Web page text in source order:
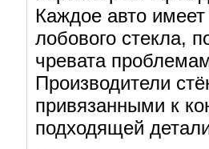
Каждое авто
лобового стекла,
чревата
Производители
привязанными к
подходящей